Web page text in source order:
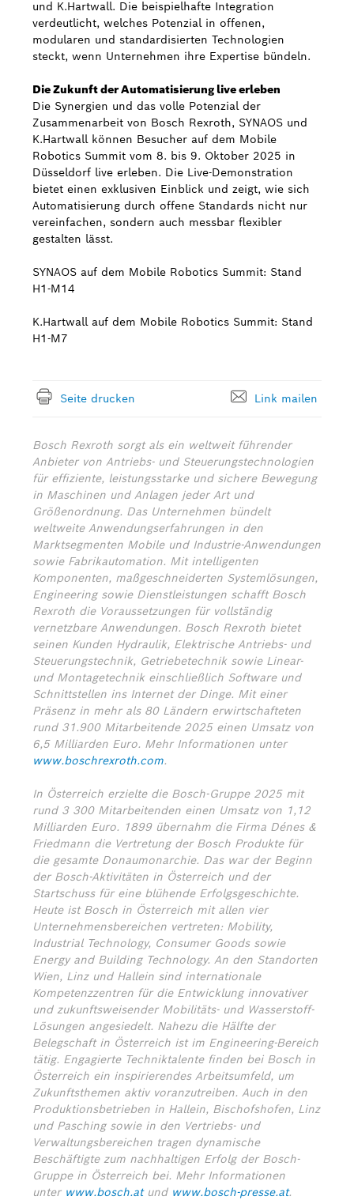
und K.Hartwall. Die beispielhafte Integration
verdeutlicht, welches Potenzial in offenen,
modularen und standardisierten Technologien
steckt, wenn Unternehmen ihre Expertise bündeln.
Die Zukunft der Automatisierung live erleben
Die Synergien und das volle Potenzial der
Zusammenarbeit von Bosch Rexroth, SYNAOS und
K.Hartwall können Besucher auf dem Mobile
Robotics Summit vom 8. bis 9. Oktober 2025 in
Düsseldorf live erleben. Die Live-Demonstration
bietet einen exklusiven Einblick und zeigt, wie sich
Automatisierung durch offene Standards nicht nur
vereinfachen, sondern auch messbar flexibler
gestalten lässt.
SYNAOS auf dem Mobile Robotics Summit: Stand
H1-M14
K.Hartwall auf dem Mobile Robotics Summit: Stand
H1-M7
Seite drucken Link mailen
Bosch Rexroth sorgt als ein weltweit führender
Anbieter von Antriebs- und Steuerungstechnologien
für effiziente, leistungsstarke und sichere Bewegung
in Maschinen und Anlagen jeder Art und
Größenordnung. Das Unternehmen bündelt
weltweite Anwendungserfahrungen in den
Marktsegmenten Mobile und Industrie-Anwendungen
sowie Fabrikautomation. Mit intelligenten
Komponenten, maßgeschneiderten Systemlösungen,
Engineering sowie Dienstleistungen schafft Bosch
Rexroth die Voraussetzungen für vollständig
vernetzbare Anwendungen. Bosch Rexroth bietet
seinen Kunden Hydraulik, Elektrische Antriebs- und
Steuerungstechnik, Getriebetechnik sowie Linear-
und Montagetechnik einschließlich Software und
Schnittstellen ins Internet der Dinge. Mit einer
Präsenz in mehr als 80 Ländern erwirtschafteten
rund 31.900 Mitarbeitende 2025 einen Umsatz von
6,5 Milliarden Euro. Mehr Informationen unter
www.boschrexroth.com.
In Österreich erzielte die Bosch-Gruppe 2025 mit
rund 3 300 Mitarbeitenden einen Umsatz von 1,12
Milliarden Euro. 1899 übernahm die Firma Dénes &
Friedmann die Vertretung der Bosch Produkte für
die gesamte Donaumonarchie. Das war der Beginn
der Bosch-Aktivitäten in Österreich und der
Startschuss für eine blühende Erfolgsgeschichte.
Heute ist Bosch in Österreich mit allen vier
Unternehmensbereichen vertreten: Mobility,
Industrial Technology, Consumer Goods sowie
Energy and Building Technology. An den Standorten
Wien, Linz und Hallein sind internationale
Kompetenzzentren für die Entwicklung innovativer
und zukunftsweisender Mobilitäts- und Wasserstoff-
Lösungen angesiedelt. Nahezu die Hälfte der
Belegschaft in Österreich ist im Engineering-Bereich
tätig. Engagierte Techniktalente finden bei Bosch in
Österreich ein inspirierendes Arbeitsumfeld, um
Zukunftsthemen aktiv voranzutreiben. Auch in den
Produktionsbetrieben in Hallein, Bischofshofen, Linz
und Pasching sowie in den Vertriebs- und
Verwaltungsbereichen tragen dynamische
Beschäftigte zum nachhaltigen Erfolg der Bosch-
Gruppe in Österreich bei. Mehr Informationen
unter www.bosch.atund www.bosch-presse.at.